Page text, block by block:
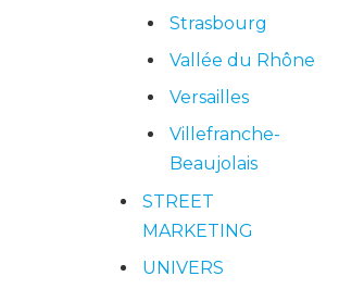
Strasbourg
Vallée du Rhône
Versailles
Villefranche-
Beaujolais
STREET
MARKETING
UNIVERS